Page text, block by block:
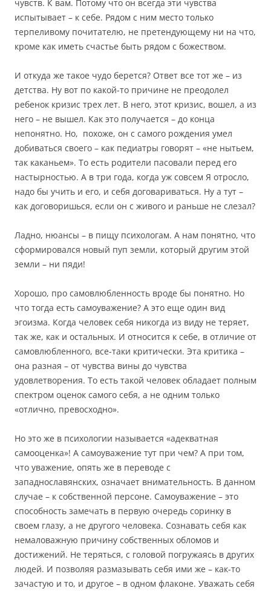
чувств. К вам. Потому что он всегда эти чувства
испытывает – к себе. Рядом с ним место только
терпеливому почитателю, не претендующему ни на что,
кроме как иметь счастье быть рядом с божеством.
И откуда же такое чудо берется? Ответ все тот же – из
детства. Ну вот по какой-то причине не преодолел
ребенок кризис трех лет. В него, этот кризис, вошел, а из
него – не вышел. Как это получается – до конца
непонятно. Но, похоже, он с самого рождения умел
добиваться своего – как педиатры говорят – «не нытьем,
так каканьем». То есть родители пасовали перед его
настырностью. А в три года, когда уж совсем Я отросло,
надо бы учить и его, и себя договариваться. Ну а тут –
как договоришься, если он с живого и раньше не слезал?
Ладно, нюансы – в пищу психологам. А нам понятно, что
сформировался новый пуп земли, который другим этой
земли – ни пяди!
Хорошо, про самовлюбленность вроде бы понятно. Но
что тогда есть самоуважение? А это еще один вид
эгоизма. Когда человек себя никогда из виду не теряет,
так же, как и остальных. И относится к себе, в отличие от
самовлюбленного, все-таки критически. Эта критика –
она разная – от чувства вины до чувства
удовлетворения. То есть такой человек обладает полным
спектром оценок самого себя, а не одним только
«отлично, превосходно».
Но это же в психологии называется «адекватная
самооценка»! А самоуважение тут при чем? А при том,
что уважение, опять же в переводе с
западнославянских, означает внимательность. В данном
случае – к собственной персоне. Самоуважение – это
способность замечать в первую очередь соринку в
своем глазу, а не другого человека. Сознавать себя как
немаловажную причину собственных обломов и
достижений. Не теряться, с головой погружаясь в других
людей. И позволяя размазывать себя ими же – как-то
зачастую и то, и другое – в одном флаконе. Уважать себя